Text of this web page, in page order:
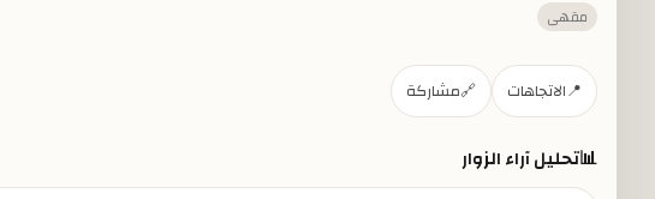
مقهى
📍الاتجاهات 🔗مشاركة
📊تحليل آراء الزوار